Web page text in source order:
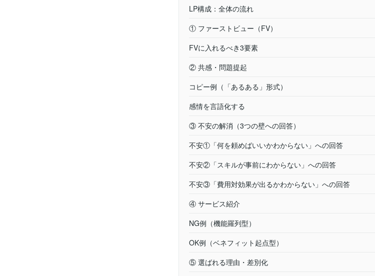
LP構成：全体の流れ
① ファーストビュー（FV）
FVに入れるべき3要素
② 共感・問題提起
コピー例（「あるある」形式）
感情を言語化する
③ 不安の解消（3つの壁への回答）
不安①「何を頼めばいいかわからない」への回答
不安②「スキルが事前にわからない」への回答
不安③「費用対効果が出るかわからない」への回答
④ サービス紹介
NG例（機能羅列型）
OK例（ベネフィット起点型）
⑤ 選ばれる理由・差別化